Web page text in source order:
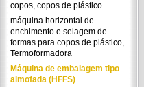
copos, copos de plástico
máquina horizontal de
enchimento e selagem de
formas para copos de plástico,
Termoformadora
Máquina de embalagem tipo
almofada (HFFS)